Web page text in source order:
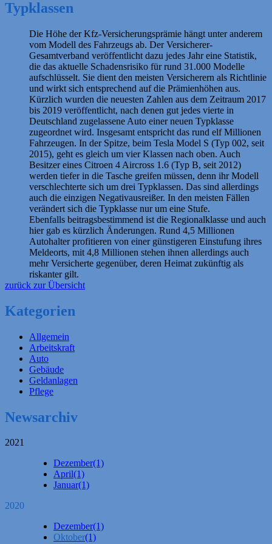
Typklassen
Die Höhe der Kfz-Versicherungsprämie hängt unter anderem
vom Modell des Fahrzeugs ab. Der Versicherer-
Gesamtverband veröffentlicht dazu jedes Jahr eine Statistik,
die das aktuelle Schadensrisiko für rund 31.000 Modelle
aufschlüsselt. Sie dient den meisten Versicherern als Richtlinie
und wirkt sich entsprechend auf die Prämienhöhen aus.
Kürzlich wurden die neuesten Zahlen aus dem Zeitraum 2017
bis 2019 veröffentlicht, nach denen gut jedes vierte in
Deutschland zugelassene Auto einer neuen Typklasse
zugeordnet wird. Insgesamt entspricht das rund elf Millionen
Fahrzeugen. In der Spitze, beim Tesla Model S (Typ 002, seit
2015), geht es gleich um vier Klassen nach oben. Auch
Besitzer eines Citroen 4 Aircross 1.6 (Typ B, seit 2012)
werden tiefer in die Tasche greifen müssen, denn ihr Modell
verschlechterte sich um drei Typklassen. Das sind allerdings
auch die einzigen Negativausreißer. In den meisten Fällen
verändert sich die Typklasse nur um eine Stufe.
Ebenfalls beitragsbestimmend ist die Regionalklasse und auch
hier gab es kürzlich Änderungen. Rund 4,5 Millionen
Autohalter profitieren von einer günstigeren Einstufung ihres
Meldeorts, mit 4,8 Millionen stehen ihnen allerdings auch
mehr Versicherte gegenüber, deren Heimat zukünftig als
riskanter gilt.
zurück zur Übersicht
Kategorien
Allgemein
Arbeitskraft
Auto
Gebäude
Geldanlagen
Pflege
Newsarchiv
2021
Dezember(1)
April(1)
Januar(1)
2020
Dezember(1)
Oktober(1)